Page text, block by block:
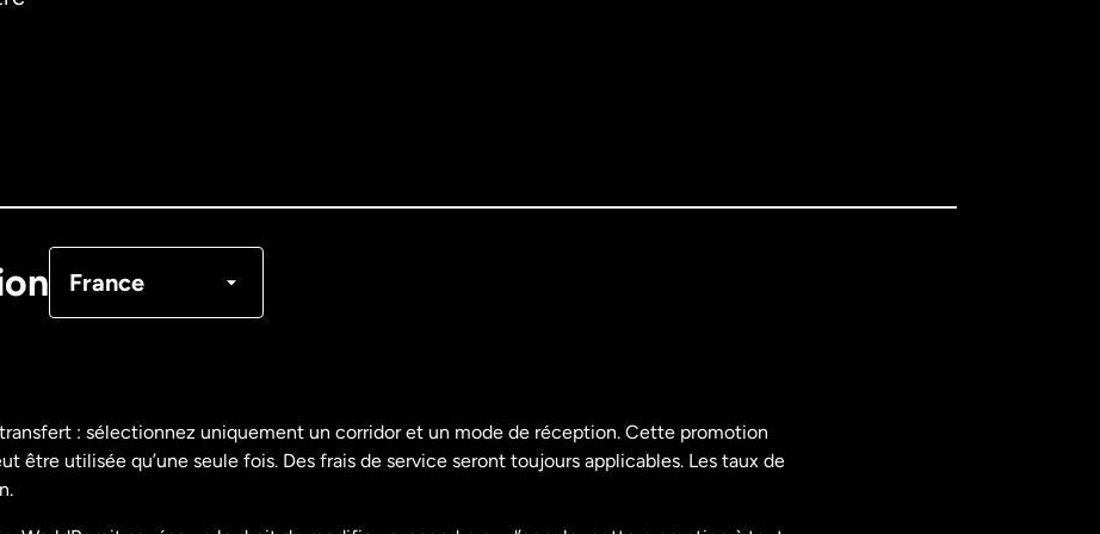
France
États-Unis
: sélectionnez uniquement un corridor et un mode de réception. Cette promotion
être utilisée qu’une seule fois. Des frais de service seront toujours applicables. Les taux de